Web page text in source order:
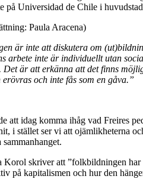
på Universidad de Chile i
Paula Aracena)
är inte att diskutera om
arbete inte är individuellt utan
är att erkänna att det finns
och inte fås som en gåva.”
att idag komma ihåg vad Freires
i stället ser vi att ojämlikheterna
Korol skriver att ”folkbildningen har
på kapitalismen och hur den